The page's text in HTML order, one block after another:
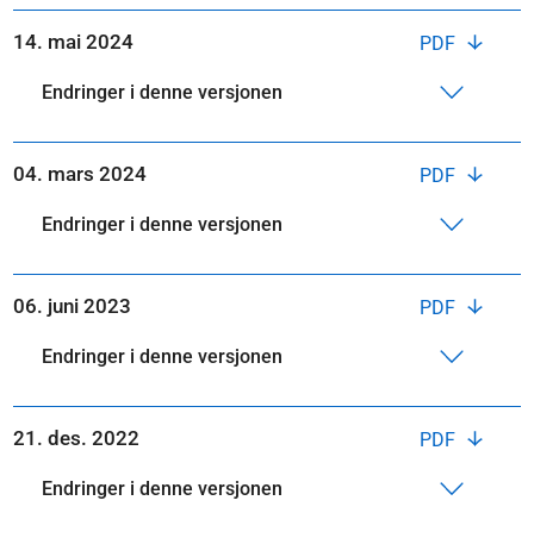
PDF
14. mai 2024
Endringer i denne versjonen
PDF
04. mars 2024
Endringer i denne versjonen
PDF
06. juni 2023
Endringer i denne versjonen
PDF
21. des. 2022
Endringer i denne versjonen